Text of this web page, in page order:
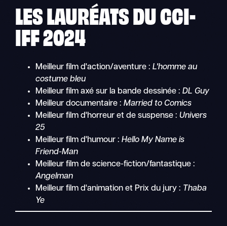
LES LAURÉATS DU CCI-
IFF 2024
Meilleur film d'action/aventure :L'homme au
costume bleu
Meilleur film axé sur la bande dessinée : DL Guy
Meilleur documentaire : Married to Comics
Meilleur film d'horreur et de suspense : Univers
25
Meilleur film d'humour :Hello My Name is
Friend-Man
Meilleur film de science-fiction/fantastique :
Angelman
Meilleur film d'animation et Prix du jury : Thaba
Ye